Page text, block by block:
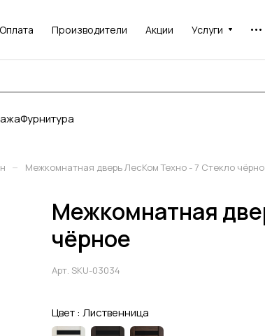
Оплата Производители Акции Услуги
Фурнитура
– Межкомнатная дверь ЛесКом Техно - 7 Стекло
Межкомнатная
чёрное
Арт. SKU-03034
Цвет : Лиственница